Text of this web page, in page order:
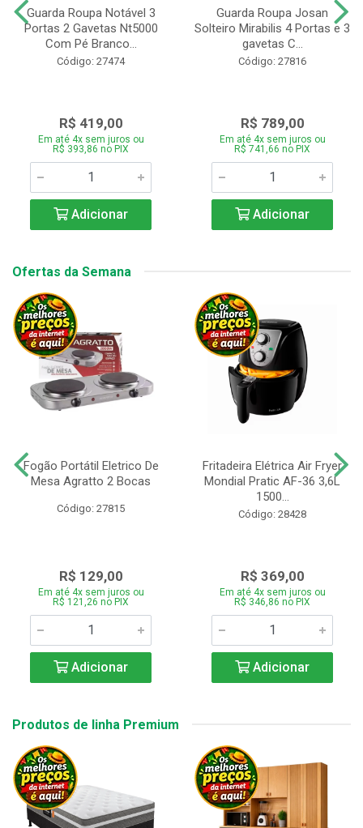
Guarda Roupa Notável 3
Portas 2 Gavetas Nt5000
Com Pé Branco...
Código: 27474
R$ 419,00
Em até 4x sem juros ou
R$ 393,86 no PIX
Adicionar
Guarda Roupa Josan
Solteiro Mirabilis 4 Portas e 3
gavetas C...
Código: 27816
R$ 789,00
Em até 4x sem juros ou
R$ 741,66 no PIX
Adicionar
Ofertas da Semana
Fogão Portátil Eletrico De
Mesa Agratto 2 Bocas
Código: 27815
R$ 129,00
Em até 4x sem juros ou
R$ 121,26 no PIX
Adicionar
Fritadeira Elétrica Air Fryer
Mondial Pratic AF-36 3,6L
1500...
Código: 28428
R$ 369,00
Em até 4x sem juros ou
R$ 346,86 no PIX
Adicionar
Produtos de linha Premium